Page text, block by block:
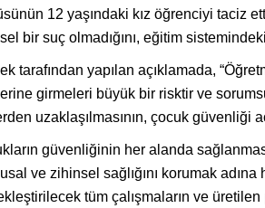
12 yaşındaki kız öğrenciyi taciz
bir suç olmadığını, eğitim
tarafından yapılan açıklamada,
girmeleri büyük bir risktir ve
uzaklaşılmasının, çocuk güvenliği
güvenliğinin her alanda
ve zihinsel sağlığını korumak
tüm çalışmaların ve